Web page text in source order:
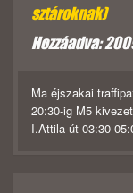
sztároknak)
Hozzáadva:
Ma éjszakai
20:30-ig M5
I.Attila út 03:30-